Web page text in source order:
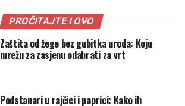
PROČITAJTE I OVO
Zaštita od žege bez gubitka uroda: Koju
mrežu za zasjenu odabrati za vrt
Podstanari u rajčici i paprici: Kako ih